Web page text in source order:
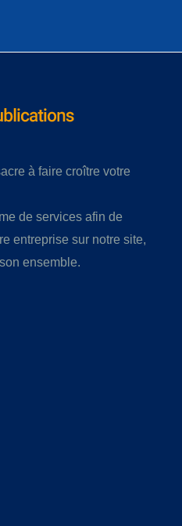
à faire croître votre
de services afin de
entreprise sur notre site,
ensemble.